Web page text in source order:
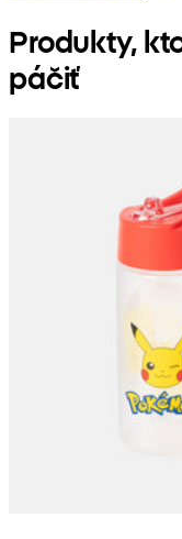
Produkty,
páčiť